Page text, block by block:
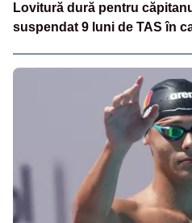
Lovitură dură pentru
suspendat 9 luni de TAS în